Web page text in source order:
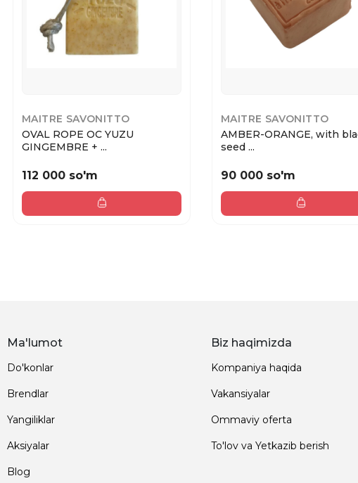
MAITRE SAVONITTO
OVAL ROPE OC YUZU
GINGEMBRE + ...
112 000 so'm
MAITRE SAVONITTO
AMBER-ORANGE, with
seed ...
90 000 so'm
Ma'lumot
Do'konlar
Brendlar
Yangiliklar
Aksiyalar
Blog
Biz haqimizda
Kompaniya haqida
Vakansiyalar
Ommaviy oferta
To'lov va Yetkazib berish